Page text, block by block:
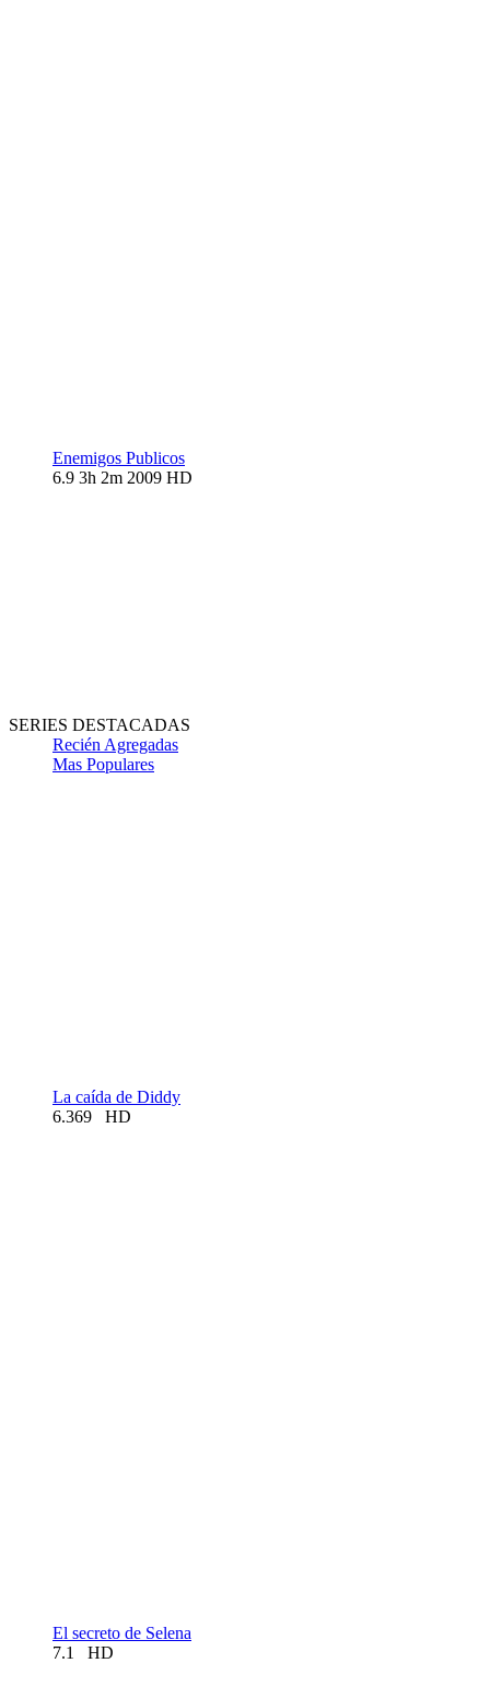
Enemigos Publicos
6.9 3h 2m 2009 HD
SERIES DESTACADAS
Recién Agregadas
Mas Populares
La caída de Diddy
6.369
HD
El secreto de Selena
7.1
HD